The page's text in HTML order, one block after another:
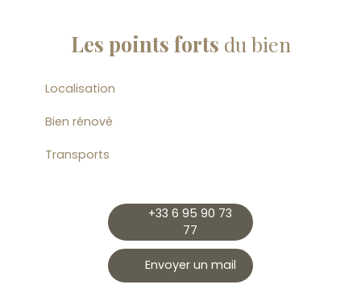
Les points forts du bien
Localisation
Bien rénové
Transports
+33 6 95 90 73
77
Envoyer un mail